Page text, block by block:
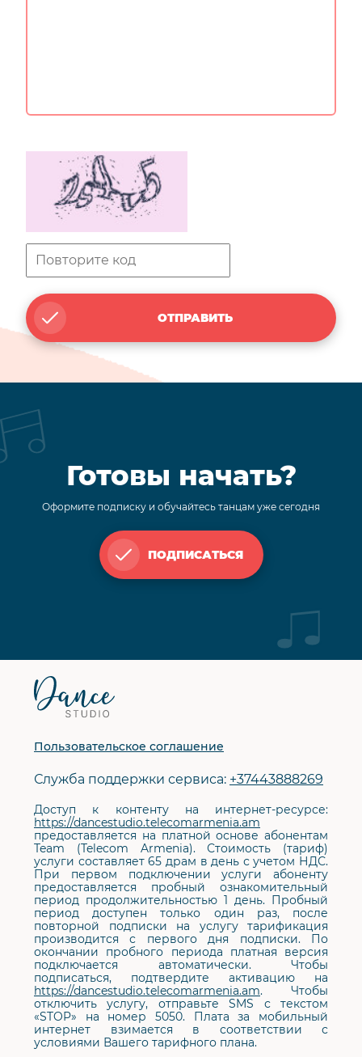
ОТПРАВИТЬ
Готовы начать?
Оформите подписку и обучайтесь танцам уже сегодня
ПОДПИСАТЬСЯ
Футер
сайта
Пользовательское соглашение
Служба поддержки сервиса: +37443888269
Доступ к контенту на интернет-ресурсе:
https://dancestudio.telecomarmenia.am
предоставляется на платной основе абонентам
Team (Telecom Armenia). Стоимость (тариф)
услуги составляет 65 драм в день с учетом НДС.
При первом подключении услуги абоненту
предоставляется пробный ознакомительный
период продолжительностью 1 день. Пробный
период доступен только один раз, после
повторной подписки на услугу тарификация
производится с первого дня подписки. По
окончании пробного периода платная версия
подключается автоматически. Чтобы
подписаться, подтвердите активацию на
https://dancestudio.telecomarmenia.am. Чтобы
отключить услугу, отправьте SMS с текстом
«STOP» на номер 5050. Плата за мобильный
интернет взимается в соответствии с
условиями Вашего тарифного плана.